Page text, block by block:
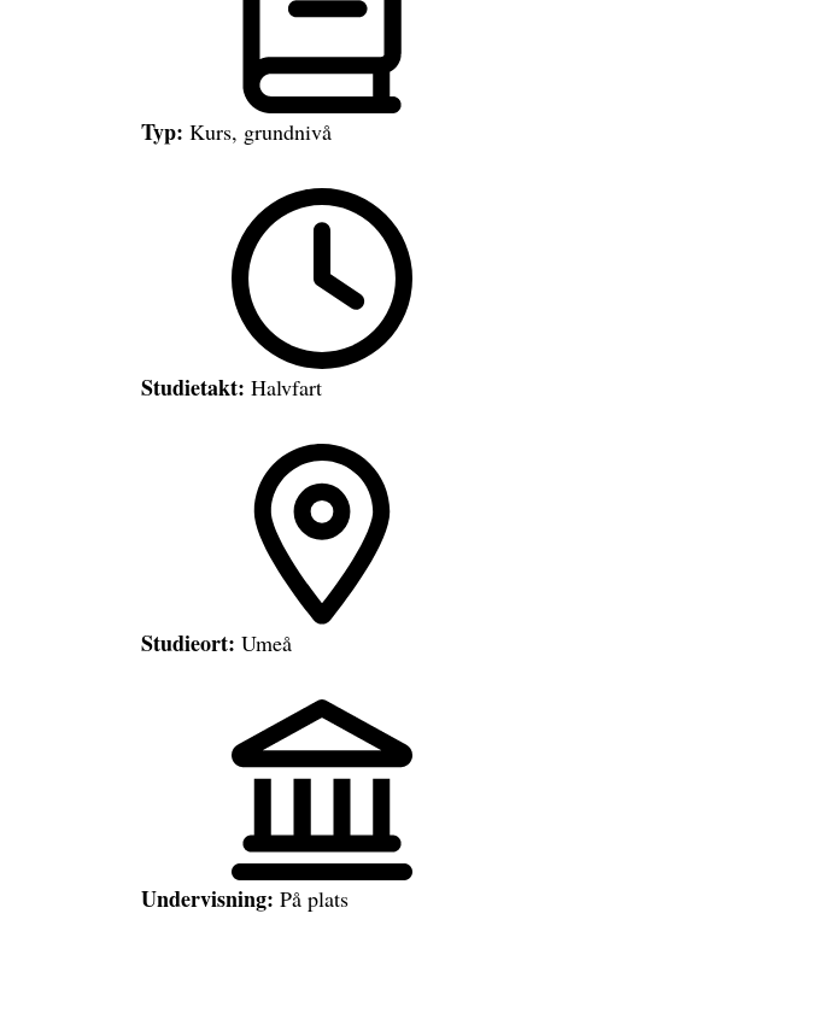
Typ: Kurs, grundnivå
Studietakt: Halvfart
Studieort: Umeå
Undervisning: På plats